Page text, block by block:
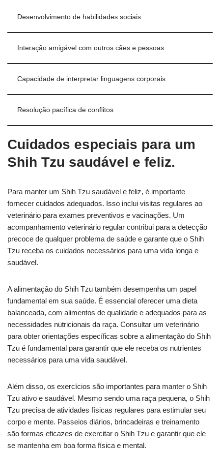
Desenvolvimento de habilidades sociais
Interação amigável com outros cães e pessoas
Capacidade de interpretar linguagens corporais
Resolução pacífica de conflitos
Cuidados especiais para um
Shih Tzu saudável e feliz.
Para manter um Shih Tzu saudável e feliz, é importante
fornecer cuidados adequados. Isso inclui visitas regulares ao
veterinário para exames preventivos e vacinações. Um
acompanhamento veterinário regular contribui para a detecção
precoce de qualquer problema de saúde e garante que o Shih
Tzu receba os cuidados necessários para uma vida longa e
saudável.
A alimentação do Shih Tzu também desempenha um papel
fundamental em sua saúde. É essencial oferecer uma dieta
balanceada, com alimentos de qualidade e adequados para as
necessidades nutricionais da raça. Consultar um veterinário
para obter orientações específicas sobre a alimentação do Shih
Tzu é fundamental para garantir que ele receba os nutrientes
necessários para uma vida saudável.
Além disso, os exercícios são importantes para manter o Shih
Tzu ativo e saudável. Mesmo sendo uma raça pequena, o Shih
Tzu precisa de atividades físicas regulares para estimular seu
corpo e mente. Passeios diários, brincadeiras e treinamento
são formas eficazes de exercitar o Shih Tzu e garantir que ele
se mantenha em boa forma física e mental.